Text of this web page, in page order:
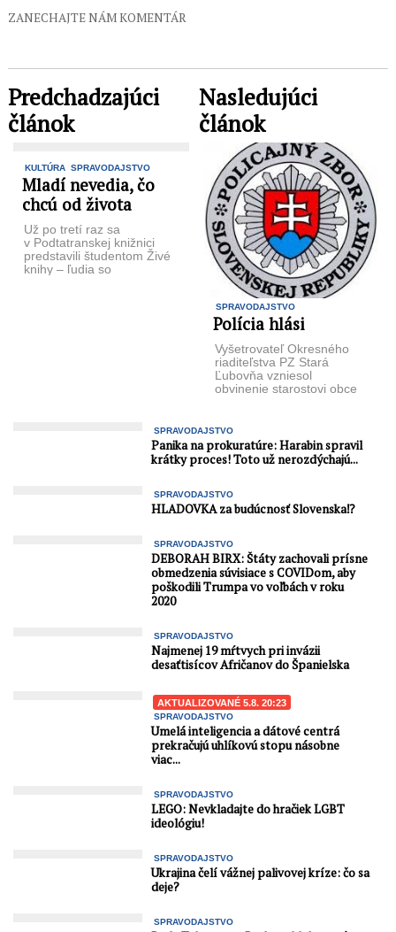
ZANECHAJTE NÁM KOMENTÁR
Predchadzajúci
článok
KULTÚRA SPRAVODAJSTVO
Mladí nevedia, čo
chcú od života
Už po tretí raz sa
v Podtatranskej knižnici
predstavili študentom Živé
knihy – ľudia so
Nasledujúci
článok
SPRAVODAJSTVO
Polícia hlási
Vyšetrovateľ Okresného
riaditeľstva PZ Stará
Ľubovňa vzniesol
obvinenie starostovi obce
činiteľa a za zločin
subvenčného ...
SPRAVODAJSTVO
Panika na prokuratúre: Harabin spravil
krátky proces! Toto už nerozdýchajú...
SPRAVODAJSTVO
HLADOVKA za budúcnosť Slovenska⁉️
SPRAVODAJSTVO
DEBORAH BIRX: Štáty zachovali prísne
obmedzenia súvisiace s COVIDom, aby
poškodili Trumpa vo voľbách v roku
2020
SPRAVODAJSTVO
Najmenej 19 mŕtvych pri invázii
desaťtisícov Afričanov do Španielska
AKTUALIZOVANÉ 5.8. 20:23
SPRAVODAJSTVO
Umelá inteligencia a dátové centrá
prekračujú uhlíkovú stopu násobne
viac...
SPRAVODAJSTVO
LEGO: Nevkladajte do hračiek LGBT
ideológiu!
SPRAVODAJSTVO
Ukrajina čelí vážnej palivovej kríze: čo sa
deje?
SPRAVODAJSTVO